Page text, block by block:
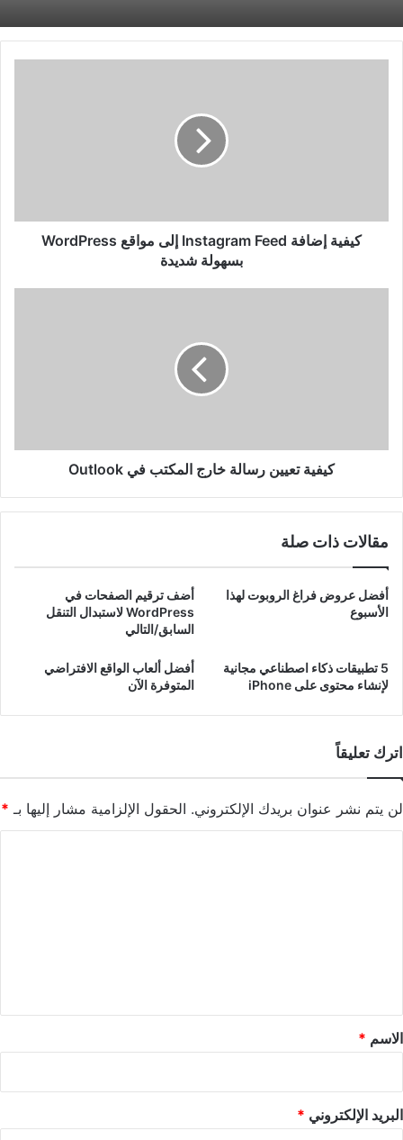
شديدة
كيفية إضافة Instagram Feed إلى مواقع WordPress
بسهولة شديدة
كيفية تعيين رسالة خارج المكتب في Outlook
مقالات ذات صلة
أفضل عروض فراغ الروبوت لهذا
الأسبوع
أضف ترقيم الصفحات في
WordPress لاستبدال التنقل
السابق/التالي
5 تطبيقات ذكاء اصطناعي مجانية
لإنشاء محتوى على iPhone
أفضل ألعاب الواقع الافتراضي
المتوفرة الآن
اترك تعليقاً
لن يتم نشر عنوان بريدك الإلكتروني. الحقول الإلزامية مشار إليها بـ *
*
الاسم *
البريد الإلكتروني *